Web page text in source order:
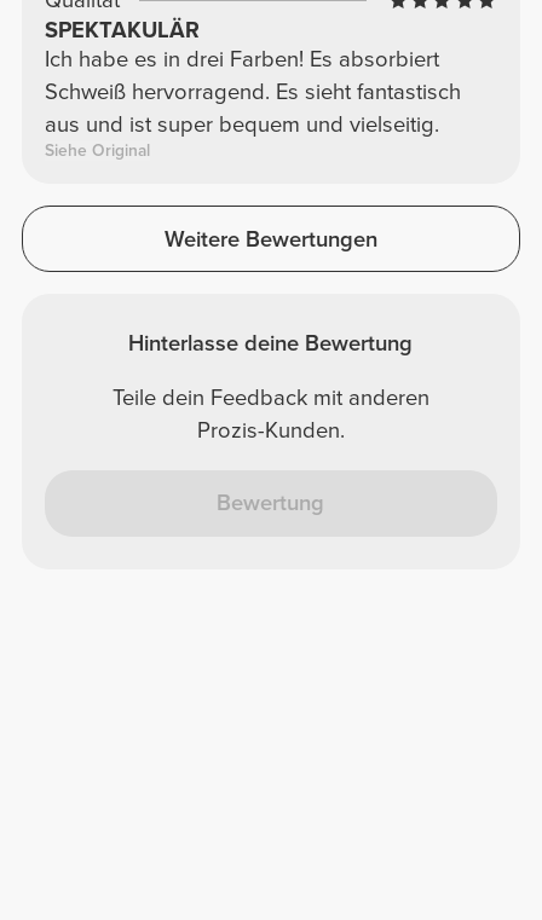
SPEKTAKULÄR
Ich habe es in drei Farben! Es absorbiert
Schweiß hervorragend. Es sieht fantastisch
aus und ist super bequem und vielseitig.
Siehe Original
Weitere Bewertungen
Hinterlasse deine Bewertung
Teile dein Feedback mit anderen
Prozis-Kunden.
Bewertung